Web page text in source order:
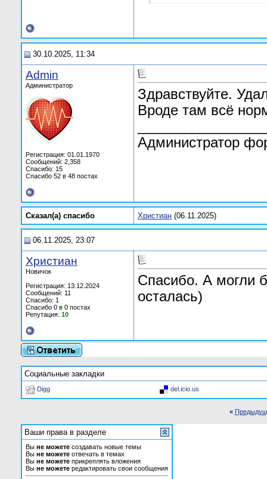
30.10.2025, 11:34
Admin
Администратор
Регистрация: 01.01.1970
Сообщений: 2,358
Спасибо: 15
Спасибо 52 в 48 постах
Здравствуйте.
Вроде там всё
Администратор
Сказал(а) cпасибо Христиан (06.11.2025)
06.11.2025, 23:07
Христиан
Новичок
Регистрация: 13.12.2024
Сообщений: 11
Спасибо: 1
Спасибо 0 в 0 постах
Репутация: 10
Спасибо. А могли
осталась)
Социальные закладки
Digg del.icio.us
«
Ваши права в разделе
Вы не можете создавать новые темы
Вы не можете отвечать в темах
Вы не можете прикреплять вложения
Вы не можете редактировать свои сообщения